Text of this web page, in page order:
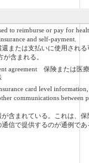
to reimburse or pay for
and self-payment.
または支払いに使用される
含まれる。
agreement 保険または医
card level
communications between
含まれている。これは、保
信で提供するのが通例であ